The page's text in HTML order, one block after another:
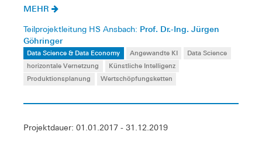
MEHR
Teilprojektleitung HS Ansbach: Prof. Dr.-Ing. Jürgen
Göhringer
Data Science & Data Economy Angewandte KI
Data Science
horizontale Vernetzung
Künstliche Intelligenz
Produktionsplanung
Wertschöpfungsketten
Projektdauer: 01.01.2017 - 31.12.2019